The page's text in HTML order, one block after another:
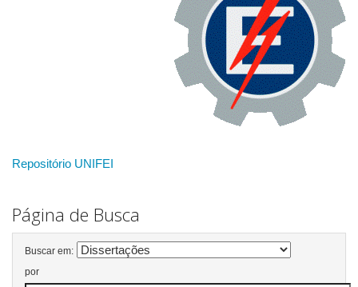
Repositório UNIFEI
Página de Busca
Buscar em:
por